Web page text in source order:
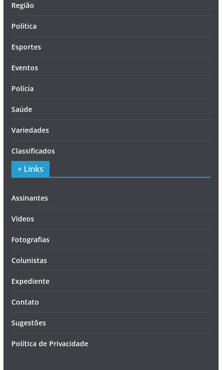
Região
Política
Esportes
Eventos
Polícia
Saúde
Variedades
Classificados
+ Links
Assinantes
Vídeos
Fotografias
Colunistas
Expediente
Contato
Sugestões
Política de Privacidade